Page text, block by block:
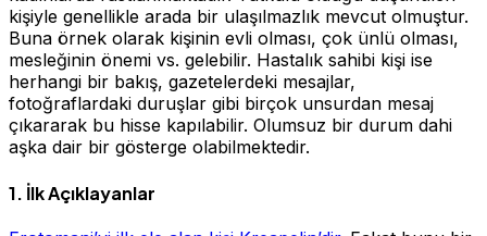
kişiyle genellikle arada bir ulaşılmazlık mevcut olmuştur.
Buna örnek olarak kişinin evli olması, çok ünlü olması,
mesleğinin önemi vs. gelebilir. Hastalık sahibi kişi ise
herhangi bir bakış, gazetelerdeki mesajlar,
fotoğraflardaki duruşlar gibi birçok unsurdan mesaj
çıkararak bu hisse kapılabilir. Olumsuz bir durum dahi
aşka dair bir gösterge olabilmektedir.
1. İlk Açıklayanlar